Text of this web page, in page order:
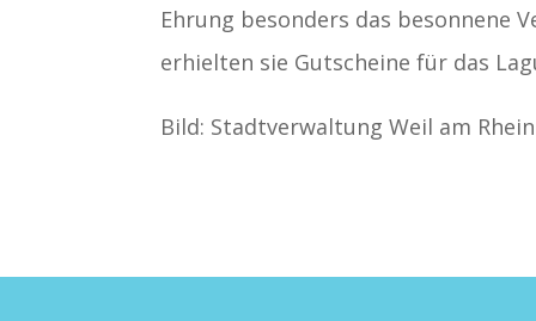
Ehrung besonders das besonnene
erhielten sie Gutscheine für das
Bild: Stadtverwaltung Weil am